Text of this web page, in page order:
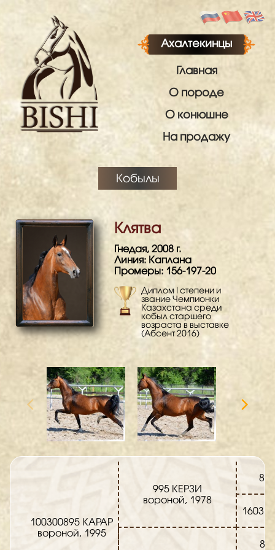
Ахалтекинцы
Главная
О породе
О конюшне
На продажу
Кобылы
Клятва
Гнедая, 2008 г.
Линия: Каплана
Промеры: 156-197-20
Диплом I степени и
звание Чемпионки
Казахстана среди
кобыл старшего
возраста в выставке
(Абсент 2016)
100300895 КАРАР
вороной, 1995
995 КЕРЗИ
вороной, 1978
1603